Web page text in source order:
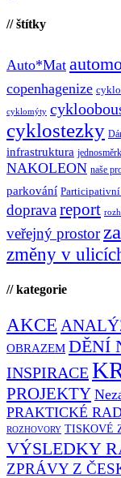
// štítky
Auto*Mat
copenhagenize
cyklomýty
cyklostezky
infrastruktura
NAKOLEON naše
parkování
dopravareport
veřejný prostor
změny v
// kategorie
AKCE
OBRAZEM DĚNÍ
INSPIRACE
PROJEKTY
PRAKTICKÉ
ROZHOVORY TISKOVÉ
VÝSLEDKY
ZPRÁVY Z